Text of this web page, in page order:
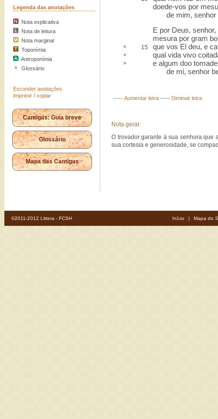
Legenda das anotações
Nota explicativa
Nota de leitura
Nota marginal
Toponímia
Antroponímia
Glossário
Esconder anotações
Imprimir / copiar
Cantigas: Guia breve
Glossário
Mapa das Cantigas
doede-vos por
de mim, senhor
E por Deus,
mesura por gram
15 que vos El deu, e
qual vida vivo
e algum doo tomade
de mi, senhor
----- Aumentar letra ----- Diminuir letra
Nota geral:
O trovador garante à sua senhora que
sua cortesia e generosidade, se
©2011-2012 Littera - FCSH Início | Mapa do